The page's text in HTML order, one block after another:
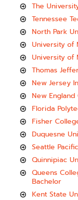
The
Tennessee
North Park
University of
University of
Thomas
New Jersey
New
Florida
Fisher
Duquesne
Seattle
Quinnipiac
Queens
Bachelor
Kent State